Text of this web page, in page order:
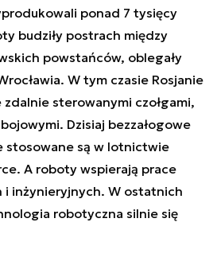
ponad 7 tysięcy
budziły postrach między
powstańców, oblegały
W tym czasie Rosjanie
sterowanymi czołgami,
Dzisiaj bezzałogowe
stosowane są w lotnictwie
A roboty wspierają prace
i inżynieryjnych. W ostatnich
robotyczna silnie się